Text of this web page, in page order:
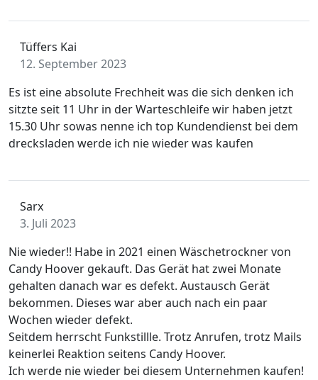
Tüffers Kai
12. September 2023
Es ist eine absolute Frechheit was die sich denken ich
sitzte seit 11 Uhr in der Warteschleife wir haben jetzt
15.30 Uhr sowas nenne ich top Kundendienst bei dem
drecksladen werde ich nie wieder was kaufen
Sarx
3. Juli 2023
Nie wieder!! Habe in 2021 einen Wäschetrockner von
Candy Hoover gekauft. Das Gerät hat zwei Monate
gehalten danach war es defekt. Austausch Gerät
bekommen. Dieses war aber auch nach ein paar
Wochen wieder defekt.
Seitdem herrscht Funkstillle. Trotz Anrufen, trotz Mails
keinerlei Reaktion seitens Candy Hoover.
Ich werde nie wieder bei diesem Unternehmen kaufen!